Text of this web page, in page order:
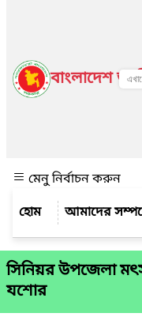
বাংলাদেশ
মেনু নির্বাচন করুন
আমাদের
সিনিয়র উপজেলা
যশোর